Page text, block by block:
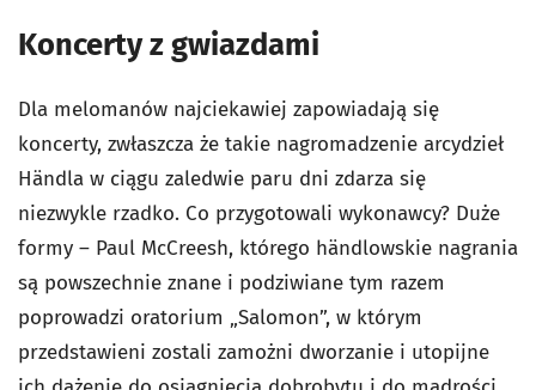
Koncerty z gwiazdami
Dla melomanów najciekawiej zapowiadają się
koncerty, zwłaszcza że takie nagromadzenie arcydzieł
Händla w ciągu zaledwie paru dni zdarza się
niezwykle rzadko. Co przygotowali wykonawcy? Duże
formy – Paul McCreesh, którego händlowskie nagrania
są powszechnie znane i podziwiane tym razem
poprowadzi oratorium „Salomon”, w którym
przedstawieni zostali zamożni dworzanie i utopijne